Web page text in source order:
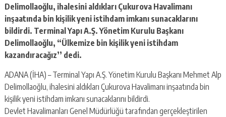
ümraniye
escort
mecidiyeköy
escort
escort
beşiktaş
escort
Delimollaoğlu, ihalesini aldıkları Çukurova Havalimanı
inşaatında bin kişilik yeni istihdam imkanı sunacaklarını
bildirdi. Terminal Yapı A.Ş. Yönetim Kurulu Başkanı
Delimollaoğlu, “Ülkemize bin kişilik yeni istihdam
kazandıracağız’’ dedi.
ADANA (İHA) – Terminal Yapı A.Ş. Yönetim Kurulu Başkanı Mehmet Alp
Delimollaoğlu, ihalesini aldıkları Çukurova Havalimanı inşaatında bin
kişilik yeni istihdam imkanı sunacaklarını bildirdi.
Devlet Havalimanları Genel Müdürlüğü tarafından gerçekleştirilen